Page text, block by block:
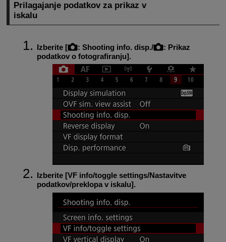
Prilagajanje podatkov za prikaz v
iskalu
Izberite [ : Shooting info. disp./ : Prikaz
podatkov o fotografiranju].
Izberite [VF info/toggle settings/Nastavitve
podatkov/preklopa v iskalu].